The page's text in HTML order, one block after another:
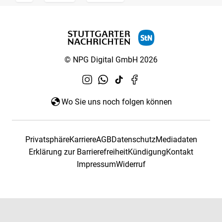
© NPG Digital GmbH 2026
Wo Sie uns noch folgen können
PrivatsphäreKarriereAGBDatenschutzMediadaten
Erklärung zur BarrierefreiheitKündigungKontakt
ImpressumWiderruf